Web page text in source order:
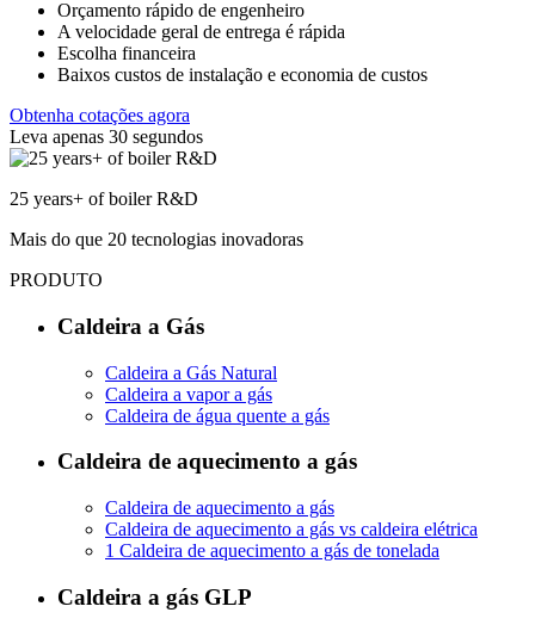
Orçamento rápido de engenheiro
A velocidade geral de entrega é rápida
Escolha financeira
Baixos custos de instalação e economia de custos
Obtenha cotações agora
Leva apenas 30 segundos
25 years+ of boiler R&D
Mais do que 20 tecnologias inovadoras
PRODUTO
Caldeira a Gás
Caldeira a Gás Natural
Caldeira a vapor a gás
Caldeira de água quente a gás
Caldeira de aquecimento a gás
Caldeira de aquecimento a gás
Caldeira de aquecimento a gás vs caldeira elétrica
1 Caldeira de aquecimento a gás de tonelada
Caldeira a gás GLP